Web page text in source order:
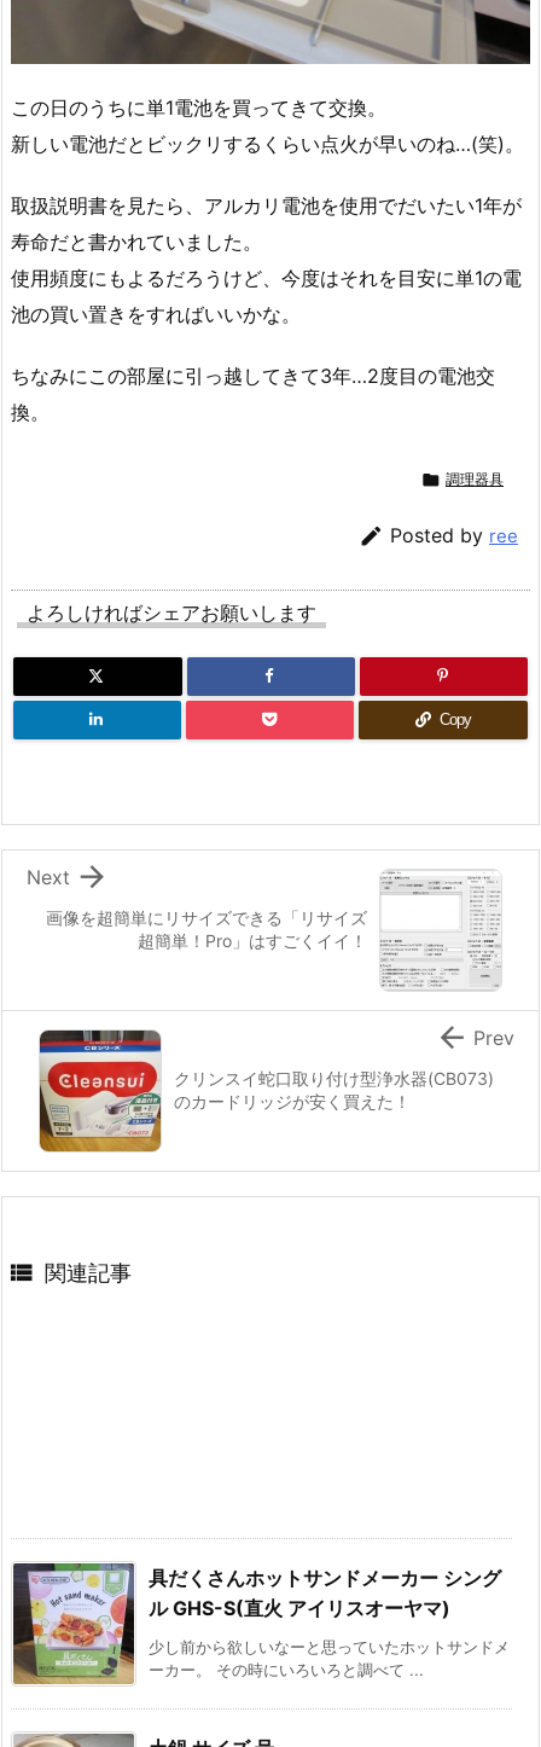
この日のうちに単1電池を買ってきて交換。
新しい電池だとビックリするくらい点火が早いのね…(笑)。
取扱説明書を見たら、アルカリ電池を使用でだいたい1年が
寿命だと書かれていました。
使用頻度にもよるだろうけど、今度はそれを目安に単1の電
池の買い置きをすればいいかな。
ちなみにこの部屋に引っ越してきて3年…2度目の電池交
換。
 調理器具
 Posted by ree
よろしければシェアお願いします
Copy
画像を超簡単にリサイズできる「リサイズ
超簡単！Pro」はすごくイイ！

Next
クリンスイ蛇口取り付け型浄水器(CB073)
のカードリッジが安く買えた！
 Prev
 関連記事
具だくさんホットサンドメーカー シング
ル GHS-S(直火 アイリスオーヤマ)
少し前から欲しいなーと思っていたホットサンドメ
ーカー。 その時にいろいろと調べて ...